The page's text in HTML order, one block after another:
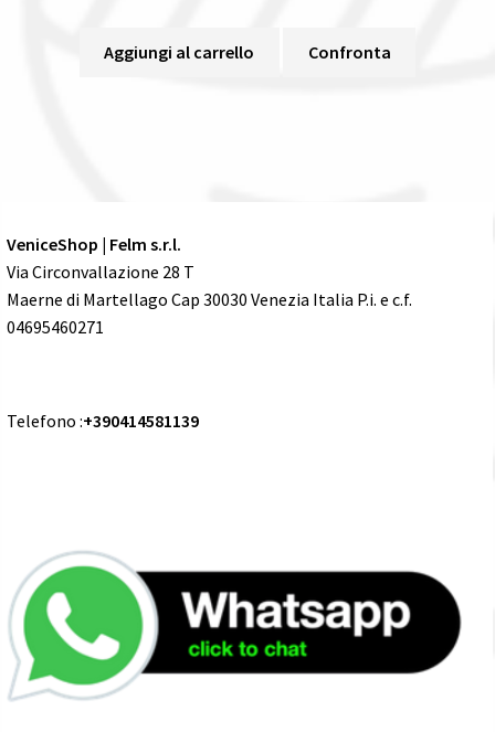
Aggiungi al carrello Confronta
VeniceShop | Felm s.r.l.
Via Circonvallazione 28 T
Maerne di Martellago Cap 30030 Venezia Italia P.i. e c.f.
04695460271
Telefono :+390414581139